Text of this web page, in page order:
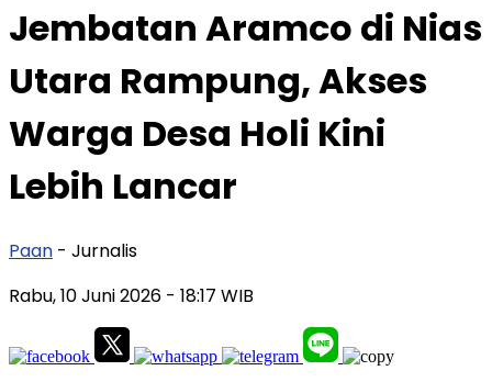
Jembatan Aramco di Nias
Utara Rampung, Akses
Warga Desa Holi Kini
Lebih Lancar
Paan - Jurnalis
Rabu, 10 Juni 2026 - 18:17 WIB